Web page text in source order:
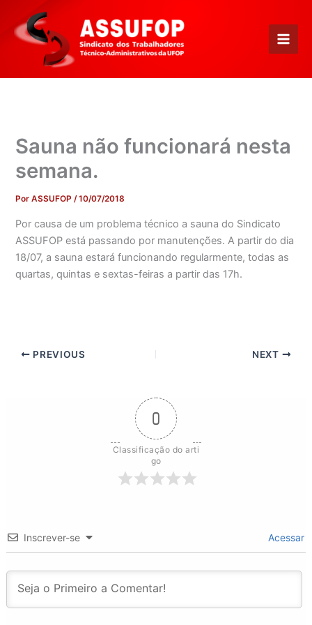
para
conteúdo
Sauna não funcionará nesta
semana.
PorASSUFOP/10/07/2018
Por causa de um problema técnico a sauna do Sindicato
ASSUFOP está passando por manutenções. A partir do dia
18/07, a sauna estará funcionando regularmente, todas as
quartas, quintas e sextas-feiras a partir das 17h.
PREVIOUS NEXT
0
Classificação do arti
go
Inscrever-se Acessar